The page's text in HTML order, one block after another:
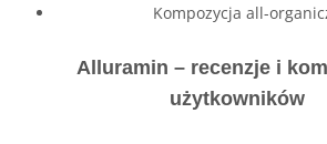
Kompozycja all-
Alluramin – recenzje i
użytkowników